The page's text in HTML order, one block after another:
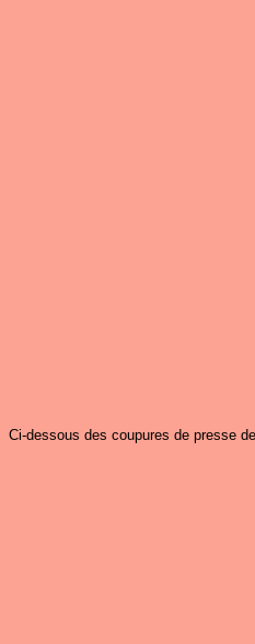
Ci-dessous des coupures de presse